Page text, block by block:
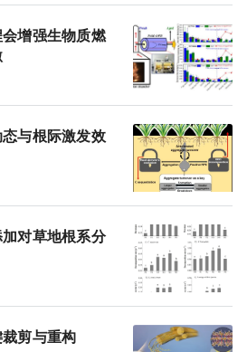
增强生物质燃
与根际激发效
对草地根系分
剪与重构